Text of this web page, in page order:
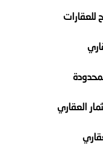
للعقارات
العقاري